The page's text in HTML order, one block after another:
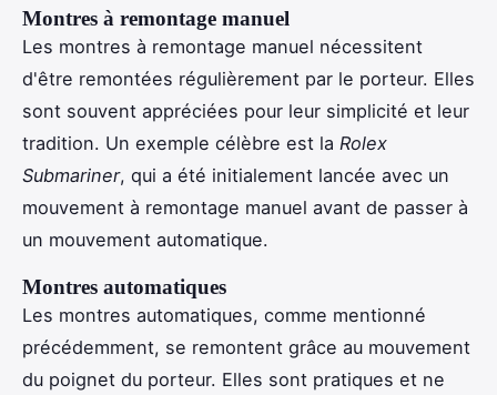
Montres à remontage manuel
Les montres à remontage manuel nécessitent
d'être remontées régulièrement par le porteur. Elles
sont souvent appréciées pour leur simplicité et leur
tradition. Un exemple célèbre est la Rolex
Submariner, qui a été initialement lancée avec un
mouvement à remontage manuel avant de passer à
un mouvement automatique.
Montres automatiques
Les montres automatiques, comme mentionné
précédemment, se remontent grâce au mouvement
du poignet du porteur. Elles sont pratiques et ne